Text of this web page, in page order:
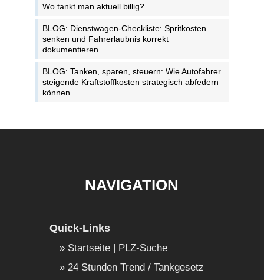
Wo tankt man aktuell billig?
BLOG: Dienstwagen-Checkliste: Spritkosten
senken und Fahrerlaubnis korrekt
dokumentieren
BLOG: Tanken, sparen, steuern: Wie Autofahrer
steigende Kraftstoffkosten strategisch abfedern
können
NAVIGATION
Quick-Links
Startseite | PLZ-Suche
24 Stunden Trend / Tankgesetz